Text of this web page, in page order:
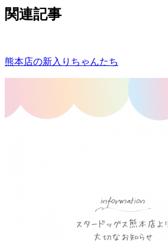
関連記事
熊本店の新入りちゃんたち